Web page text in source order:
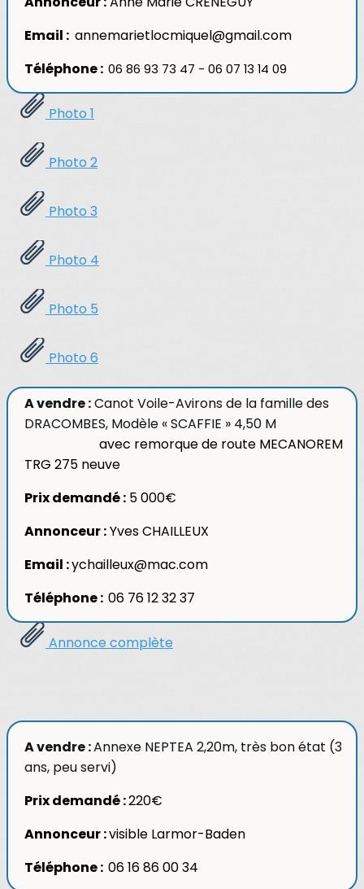
Email : annemarietlocmiquel@gmail.com
Téléphone : 06 86 93 73 47 - 06 07 13 14 09
Photo 1
Photo 2
Photo 3
Photo 4
Photo 5
Photo 6
A vendre :Canot Voile-Avirons de la famille des
DRACOMBES, Modèle « SCAFFIE » 4,50 M
avec remorque de route MECANOREM
TRG 275 neuve
Prix demandé : 5 000€
Annonceur :Yves CHAILLEUX
Email :ychailleux@mac.com
Téléphone : 06 76 12 32 37
Annonce complète
A vendre :Annexe NEPTEA 2,20m, très bon état (3
ans, peu servi)
Prix demandé :220€
Annonceur :visible Larmor-Baden
Téléphone : 06 16 86 00 34